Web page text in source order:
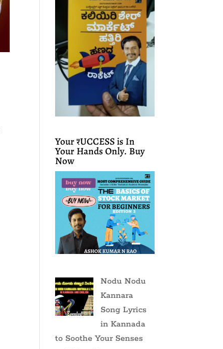
Your ₹UCCESS is In
Your Hands Only. Buy
Now
Nodu Nodu
Kannara
Song Lyrics
in Kannada
to Soothe Your Senses